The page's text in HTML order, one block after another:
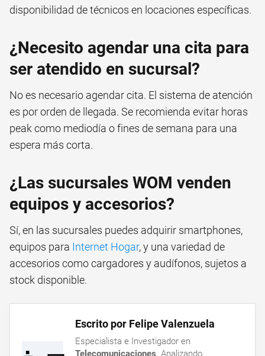
disponibilidad de técnicos en locaciones específicas.
¿Necesito agendar una cita para
ser atendido en sucursal?
No es necesario agendar cita. El sistema de atención
es por orden de llegada. Se recomienda evitar horas
peak como mediodía o fines de semana para una
espera más corta.
¿Las sucursales WOM venden
equipos y accesorios?
Sí, en las sucursales puedes adquirir smartphones,
equipos para Internet Hogar, y una variedad de
accesorios como cargadores y audífonos, sujetos a
stock disponible.
Escrito por Felipe Valenzuela
Especialista e Investigador en
Telecomunicaciones. Analizando